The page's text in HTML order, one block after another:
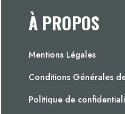
À PROPOS
Mentions Légales
Conditions Générales
Politique de